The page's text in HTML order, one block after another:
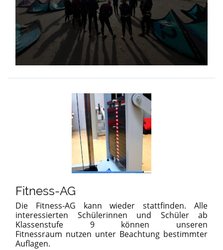
Fitness-AG
Die Fitness-AG kann wieder stattfinden. Alle
interessierten Schülerinnen und Schüler ab
Klassenstufe 9 können unseren
Fitnessraum nutzen unter Beachtung bestimmter
Auflagen.